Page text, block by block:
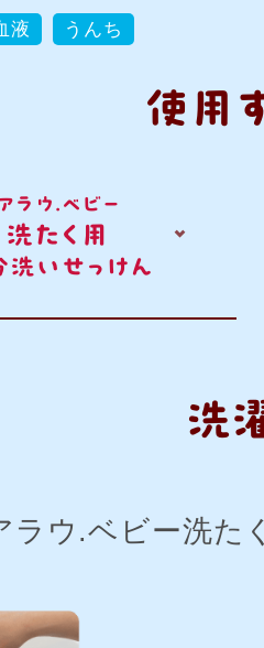
液 うんち
使用
ラウ.ベビー
洗たく用
洗いせっけん
洗
ラウ.ベビー洗